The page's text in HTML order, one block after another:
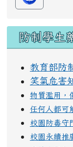
防制學生
教育部防
笑氣危害
物質濫用，
任何人都可
校園防毒守
校園永續推